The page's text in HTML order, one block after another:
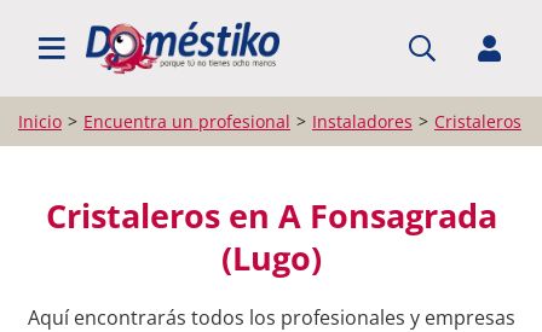
BUSCAR PROFESIONALES
Inicio Encuentra un profesional Instaladores Cristaleros
Cristaleros en A Fonsagrada
(Lugo)
Aquí encontrarás todos los profesionales y empresas